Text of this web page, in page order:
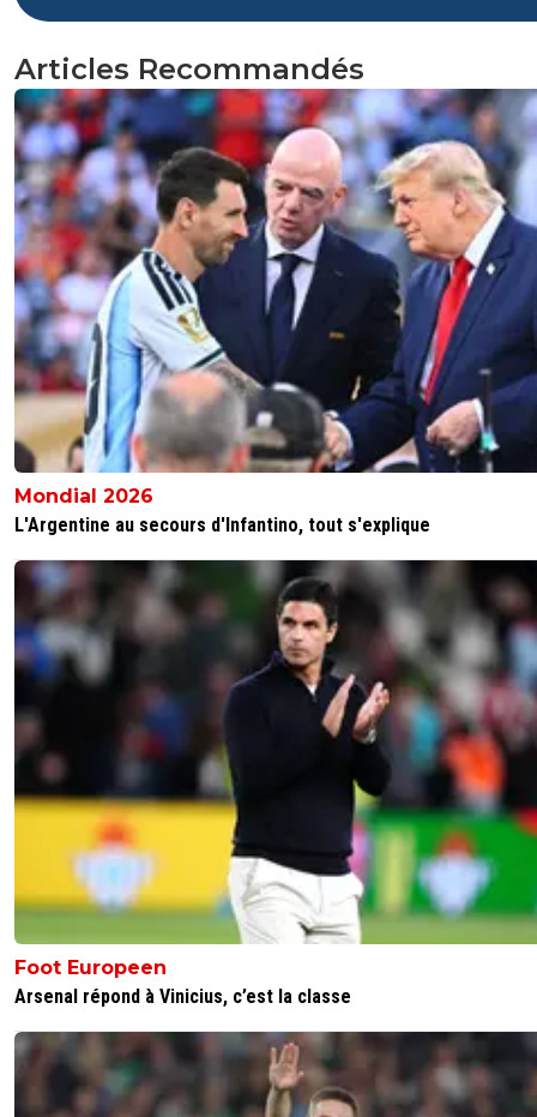
Articles Recommandés
Mondial 2026
L'Argentine au secours d'Infantino, tout s'explique
Foot Europeen
Arsenal répond à Vinicius, c’est la classe